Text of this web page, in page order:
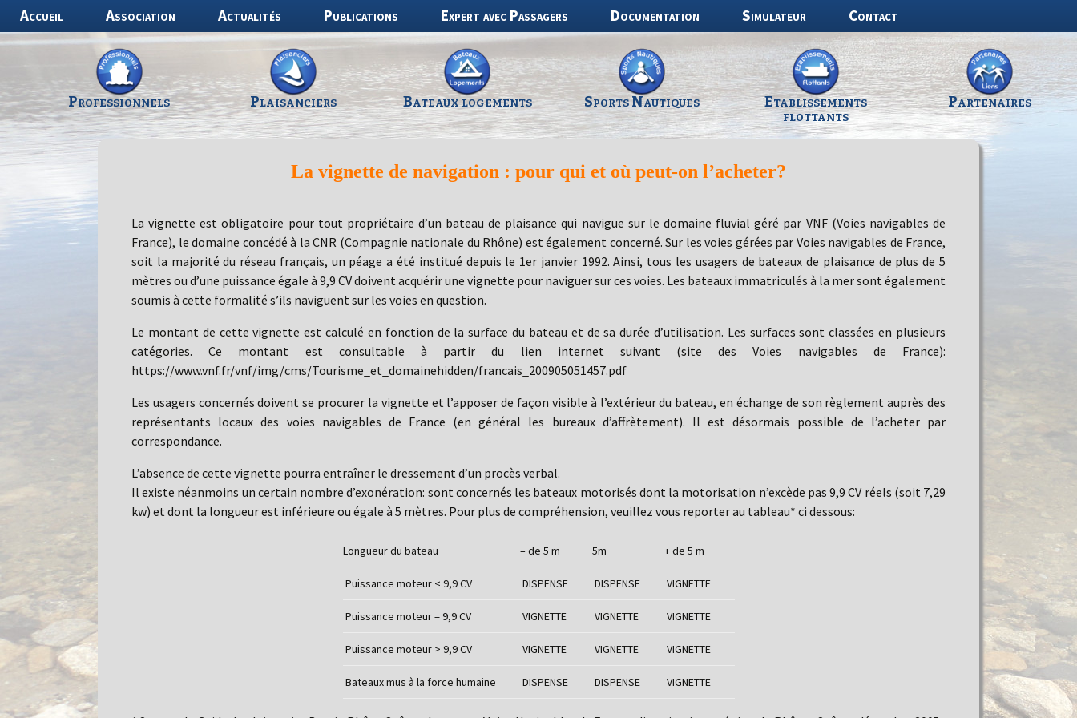
Aller
au
contenu
Accueil Association Actualités Publications Expert avec Passagers Documentation Simulateur Contact
Professionnels Plaisanciers Bateaux logements Sports Nautiques
Etablissements
flottants
Partenaires
La vignette de navigation : pour qui et où peut-on l’acheter?
La vignette est obligatoire pour tout propriétaire d’un bateau de plaisance qui navigue sur le domaine fluvial géré par VNF (Voies navigables de
France), le domaine concédé à la CNR (Compagnie nationale du Rhône) est également concerné. Sur les voies gérées par Voies navigables de France,
soit la majorité du réseau français, un péage a été institué depuis le 1er janvier 1992. Ainsi, tous les usagers de bateaux de plaisance de plus de 5
mètres ou d’une puissance égale à 9,9 CV doivent acquérir une vignette pour naviguer sur ces voies. Les bateaux immatriculés à la mer sont également
soumis à cette formalité s’ils naviguent sur les voies en question.
Le montant de cette vignette est calculé en fonction de la surface du bateau et de sa durée d’utilisation. Les surfaces sont classées en plusieurs
catégories. Ce montant est consultable à partir du lien internet suivant (site des Voies navigables de France):
https://www.vnf.fr/vnf/img/cms/Tourisme_et_domainehidden/francais_200905051457.pdf
Les usagers concernés doivent se procurer la vignette et l’apposer de façon visible à l’extérieur du bateau, en échange de son règlement auprès des
représentants locaux des voies navigables de France (en général les bureaux d’affrètement). Il est désormais possible de l’acheter par
correspondance.
L’absence de cette vignette pourra entraîner le dressement d’un procès verbal.
Il existe néanmoins un certain nombre d’exonération: sont concernés les bateaux motorisés dont la motorisation n’excède pas 9,9 CV réels (soit 7,29
kw) et dont la longueur est inférieure ou égale à 5 mètres. Pour plus de compréhension, veuillez vous reporter au tableau* ci dessous:
Longueur du bateau – de 5 m 5m + de 5 m
Puissance moteur < 9,9 CV DISPENSE DISPENSE VIGNETTE
Puissance moteur = 9,9 CV VIGNETTE VIGNETTE VIGNETTE
Puissance moteur > 9,9 CV VIGNETTE VIGNETTE VIGNETTE
Bateaux mus à la force humaine DISPENSE DISPENSE VIGNETTE